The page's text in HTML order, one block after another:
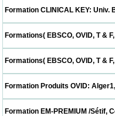
Formation CLINICAL KEY:
Formations( EBSCO, OVID,
Formations( EBSCO, OVID,
Formation Produits OVID:
Formation EM-PREMIUM